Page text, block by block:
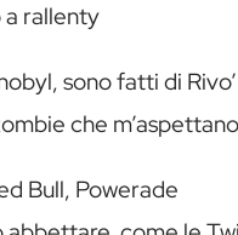
a rallenty
sono fatti di
che m’aspettano
Bull, Powerade